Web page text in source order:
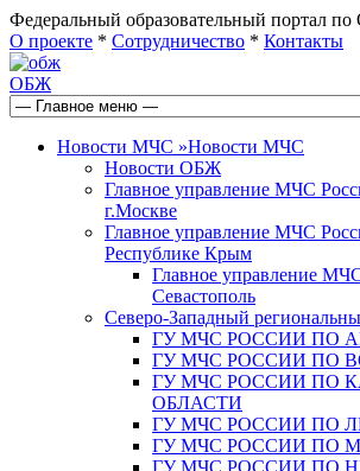
Федеральный образовательный портал
О проекте * Сотрудничество * Контакты
ОБЖ
Новости МЧС »Новости МЧС
Новости ОБЖ
Главное управление МЧС
г.Москве
Главное управление МЧС
Республике Крым
Главное управление
Севастополь
Северо-Западный
ГУ МЧС РОССИИ ПО
ГУ МЧС РОССИИ ПО
ГУ МЧС РОССИИ ПО
ОБЛАСТИ
ГУ МЧС РОССИИ ПО
ГУ МЧС РОССИИ ПО
ГУ МЧС РОССИИ ПО